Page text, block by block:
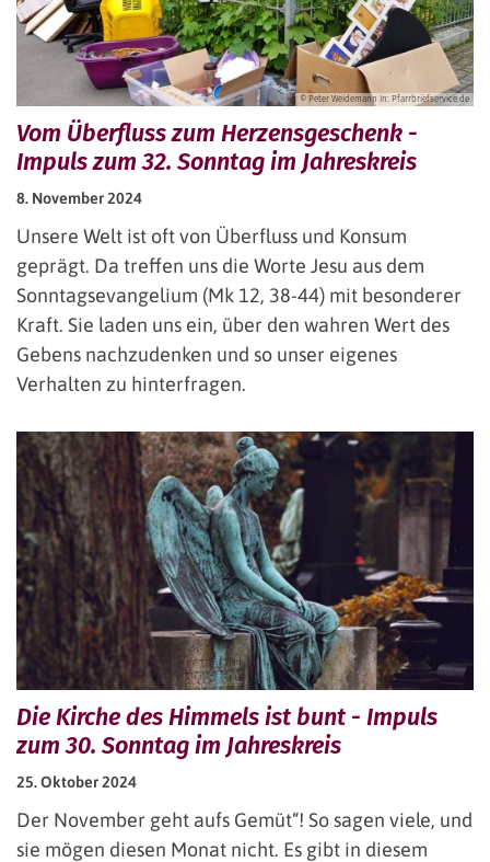
© Peter Weidemann In: Pfarrbriefservice.de
Vom Überfluss zum Herzensgeschenk -
Impuls zum 32. Sonntag im Jahreskreis
8. November 2024
Unsere Welt ist oft von Überfluss und Konsum
geprägt. Da treffen uns die Worte Jesu aus dem
Sonntagsevangelium (Mk 12, 38-44) mit besonderer
Kraft. Sie laden uns ein, über den wahren Wert des
Gebens nachzudenken und so unser eigenes
Verhalten zu hinterfragen.
Die Kirche des Himmels ist bunt - Impuls
zum 30. Sonntag im Jahreskreis
25. Oktober 2024
Der November geht aufs Gemüt“! So sagen viele, und
sie mögen diesen Monat nicht. Es gibt in diesem